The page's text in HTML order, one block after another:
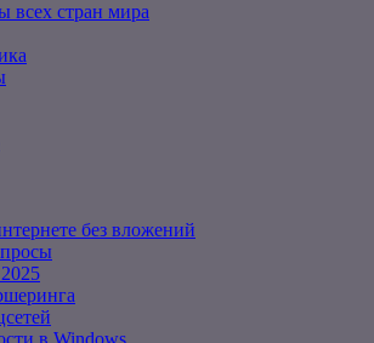
всех стран мира
без вложений